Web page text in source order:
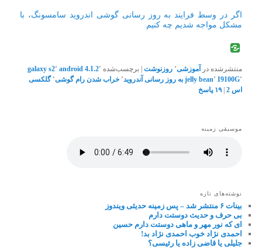
اگر در وسط فرایند به روز رسانی گوشی اندروید سامسونگ، با
مشکل مواجه شدیم چه کنیم
منتشرشده در آموزشی٬ روزنوشت |برچسب‌شده android 4.1.2٬ galaxy s2٬
I9100G٬ jelly bean٬ به روز رسانی آندروید٬ خراب شدن رام گوشی٬ گلکسی
اس 2
|۱۹ پاسخ
موسیقی زمینه
نوشته‌های تازه
بینات ۶ منتشر شد – پس زمینه حدیثی ویندوز
بی حرف و حدیث دوستت دارم
ای که نور مهر و ماهی دوستت دارم حسین
احمدی نژاد خوب احمدی نژاد بد!
جلیلی یا قاضی زاده یا رئیسی؟